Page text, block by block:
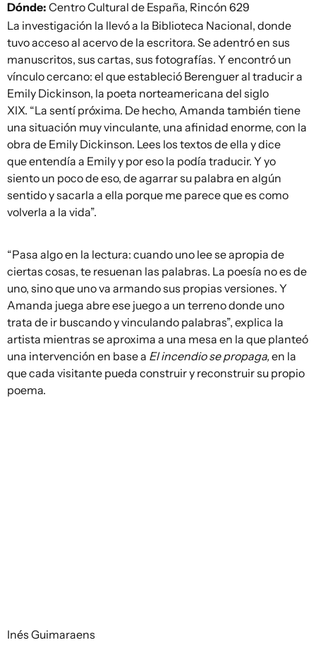
Dónde: Centro Cultural de España, Rincón 629
La investigación la llevó a la Biblioteca Nacional, donde
tuvo acceso al acervo de la escritora. Se adentró en sus
manuscritos, sus cartas, sus fotografías. Y encontró un
vínculo cercano: el que estableció Berenguer al traducir a
Emily Dickinson, la poeta norteamericana del siglo
XIX. “La sentí próxima. De hecho, Amanda también tiene
una situación muy vinculante, una afinidad enorme, con la
obra de Emily Dickinson. Lees los textos de ella y dice
que entendía a Emily y por eso la podía traducir. Y yo
siento un poco de eso, de agarrar su palabra en algún
sentido y sacarla a ella porque me parece que es como
volverla a la vida”.
“Pasa algo en la lectura: cuando uno lee se apropia de
ciertas cosas, te resuenan las palabras. La poesía no es de
uno, sino que uno va armando sus propias versiones. Y
Amanda juega abre ese juego a un terreno donde uno
trata de ir buscando y vinculando palabras”, explica la
artista mientras se aproxima a una mesa en la que planteó
una intervención en base a El incendio se propaga,en la
que cada visitante pueda construir y reconstruir su propio
poema.
Inés Guimaraens